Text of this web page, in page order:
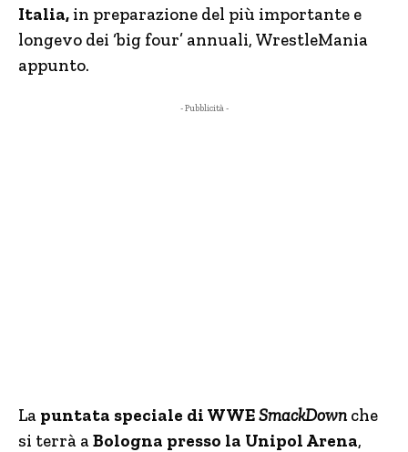
Italia, in preparazione del più importante e
longevo dei ‘big four’ annuali, WrestleMania
appunto.
- Pubblicità -
La puntata speciale di WWESmackDownche
si terrà aBologna presso la Unipol Arena,